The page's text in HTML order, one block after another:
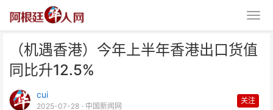
（机遇香港）今年上半年香港出口货值
同比升12.5%
cui
2025-07-28 · 中国新闻网
关注